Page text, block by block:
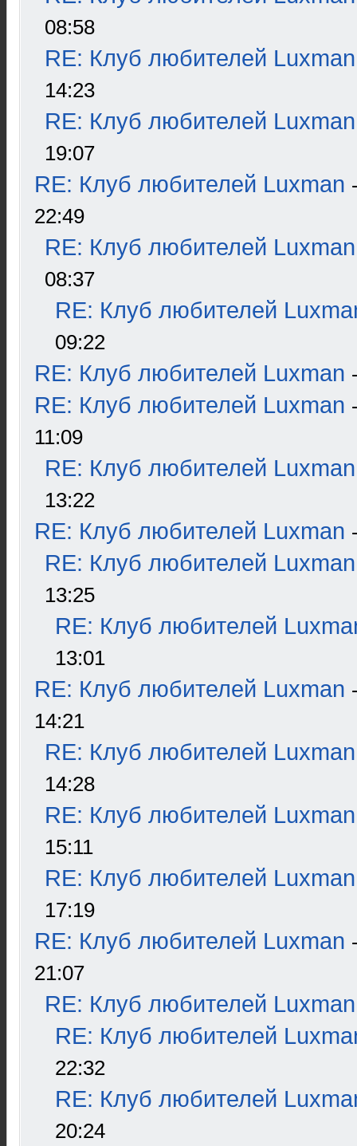
08:58
RE: Клуб любителей Luxman
14:23
RE: Клуб любителей Luxman
19:07
RE: Клуб любителей Luxman
22:49
RE: Клуб любителей Luxman
08:37
RE: Клуб любителей
09:22
RE: Клуб любителей Luxman
RE: Клуб любителей Luxman
11:09
RE: Клуб любителей Luxman
13:22
RE: Клуб любителей Luxman
RE: Клуб любителей Luxman
13:25
RE: Клуб любителей
13:01
RE: Клуб любителей Luxman
14:21
RE: Клуб любителей Luxman
14:28
RE: Клуб любителей Luxman
15:11
RE: Клуб любителей Luxman
17:19
RE: Клуб любителей Luxman
21:07
RE: Клуб любителей Luxman
RE: Клуб любителей
22:32
RE: Клуб любителей
20:24